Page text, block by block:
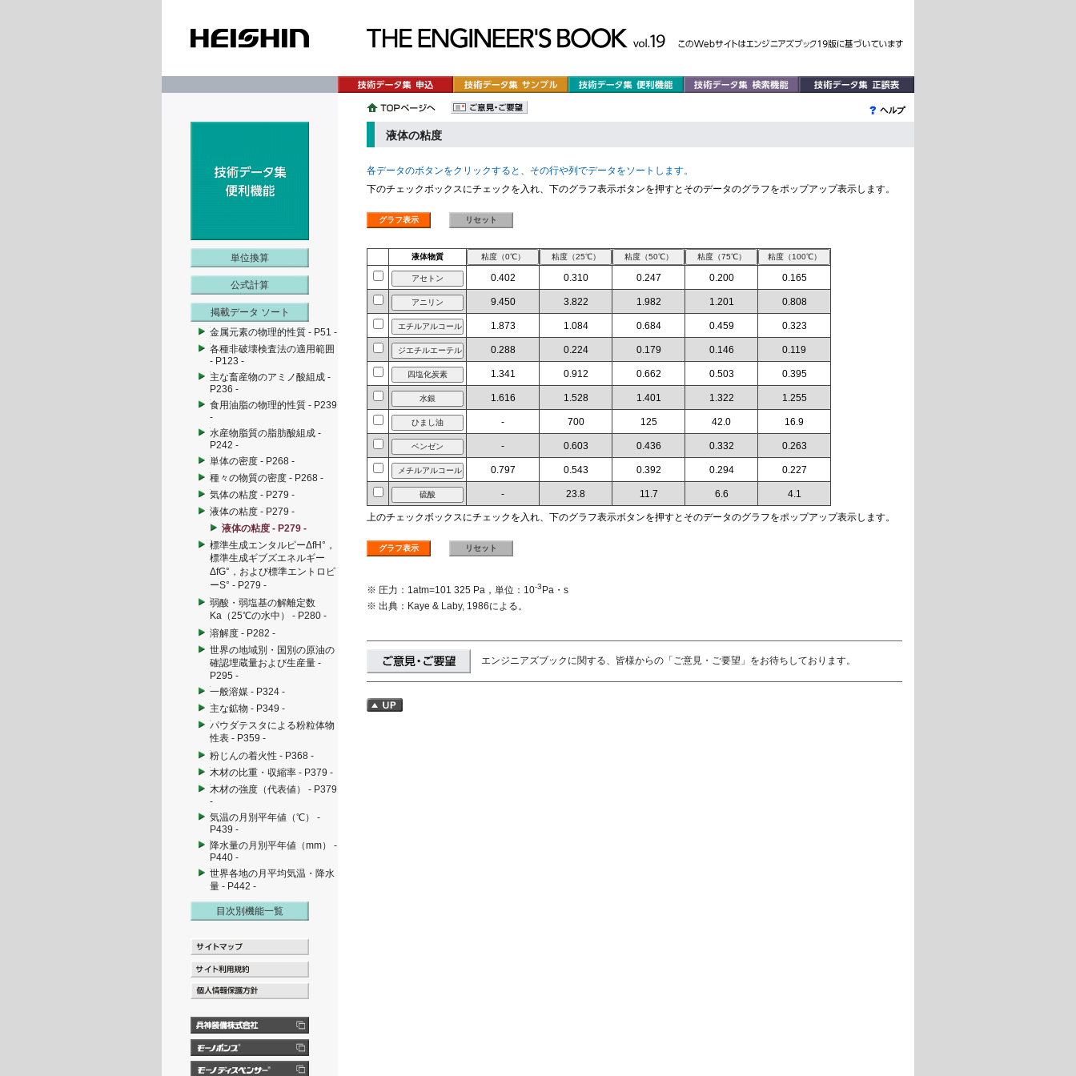
単位換算
公式計算
掲載データ ソート
金属元素の物理的性質 - P51 -
各種非破壊検査法の適用範囲
- P123 -
主な畜産物のアミノ酸組成 -
P236 -
食用油脂の物理的性質 - P239
-
水産物脂質の脂肪酸組成 -
P242 -
単体の密度 - P268 -
種々の物質の密度 - P268 -
気体の粘度 - P279 -
液体の粘度 - P279 -
液体の粘度 - P279 -
標準生成エンタルピーΔfH°，
標準生成ギブズエネルギー
ΔfG°，および標準エントロピ
ーS° - P279 -
弱酸・弱塩基の解離定数
Ka（25℃の水中） - P280 -
溶解度 - P282 -
世界の地域別・国別の原油の
確認埋蔵量および生産量 -
P295 -
一般溶媒 - P324 -
主な鉱物 - P349 -
パウダテスタによる粉粒体物
性表 - P359 -
粉じんの着火性 - P368 -
木材の比重・収縮率 - P379 -
木材の強度（代表値） - P379
-
気温の月別平年値（℃） -
P439 -
降水量の月別平年値（mm） -
P440 -
世界各地の月平均気温・降水
量 - P442 -
目次別機能一覧
液体の粘度
各データのボタンをクリックすると、その行や列でデータをソートします。
下のチェックボックスにチェックを入れ、下のグラフ表示ボタンを押すとそのデータのグラフをポップアップ表示します。
液体物質
0.402 0.310 0.247 0.200 0.165
9.450 3.822 1.982 1.201 0.808
1.873 1.084 0.684 0.459 0.323
0.288 0.224 0.179 0.146 0.119
1.341 0.912 0.662 0.503 0.395
1.616 1.528 1.401 1.322 1.255
- 700 125 42.0 16.9
- 0.603 0.436 0.332 0.263
0.797 0.543 0.392 0.294 0.227
- 23.8 11.7 6.6 4.1
上のチェックボックスにチェックを入れ、下のグラフ表示ボタンを押すとそのデータのグラフをポップアップ表示します。
※ 圧力：1atm=101 325 Pa，単位：10-3 Pa・s
※ 出典：Kaye & Laby, 1986による。
エンジニアズブックに関する、皆様からの「ご意見・ご要望」をお待ちしております。